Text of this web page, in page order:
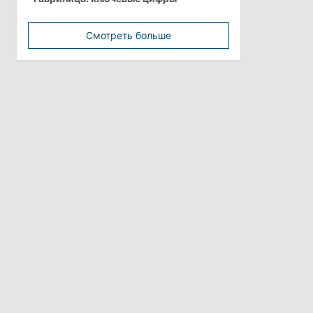
минимальной зарплатой
Политика
Анна Ревенко уходит с поста главы
Смотреть больше